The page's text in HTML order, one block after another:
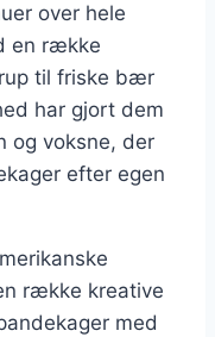
over hele
en række
til friske bær
har gjort dem
og voksne, der
efter egen
række kreative
med